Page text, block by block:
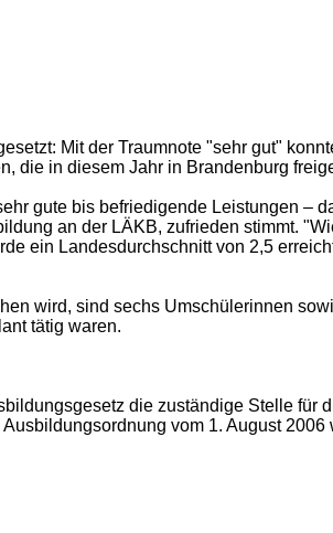
Mit der Traumnote "sehr gut"
die in diesem Jahr in Brandenburg
gute bis befriedigende Leistungen
an der LÄKB, zufrieden stimmt.
ein Landesdurchschnitt von 2,5
wird, sind sechs Umschülerinnen
tätig waren.
die zuständige Stelle
vom 1. August